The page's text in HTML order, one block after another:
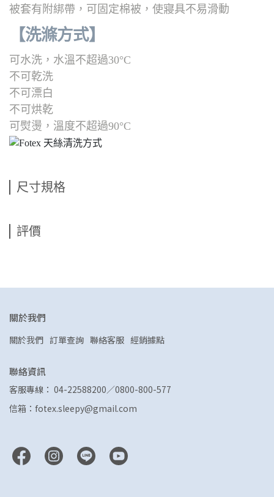
被套有附綁帶，可固定棉被，使寢具不易滑動
【洗滌方式】
可水洗，水溫不超過30°C
不可乾洗
不可漂白
不可烘乾
可熨燙，溫度不超過90°C
尺寸規格
評價
關於我們
關於我們 訂單查詢 聯絡客服 經銷據點
聯絡資訊
客服專線： 04-22588200／0800-800-577
信箱：fotex.sleepy@gmail.com